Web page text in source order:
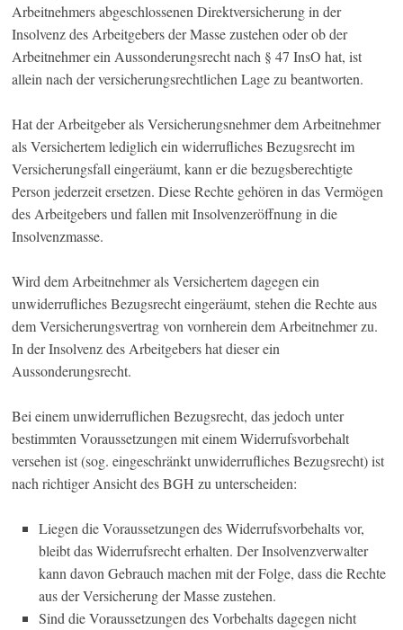
Arbeitnehmers abgeschlossenen Direktversicherung in der
Insolvenz des Arbeitgebers der Masse zustehen oder ob der
Arbeitnehmer ein Aussonderungsrecht nach § 47 InsO hat, ist
allein nach der versicherungsrechtlichen Lage zu beantworten.
Hat der Arbeitgeber als Versicherungsnehmer dem Arbeitnehmer
als Versichertem lediglich ein widerrufliches Bezugsrecht im
Versicherungsfall eingeräumt, kann er die bezugsberechtigte
Person jederzeit ersetzen. Diese Rechte gehören in das Vermögen
des Arbeitgebers und fallen mit Insolvenzeröffnung in die
Insolvenzmasse.
Wird dem Arbeitnehmer als Versichertem dagegen ein
unwiderrufliches Bezugsrecht eingeräumt, stehen die Rechte aus
dem Versicherungsvertrag von vornherein dem Arbeitnehmer zu.
In der Insolvenz des Arbeitgebers hat dieser ein
Aussonderungsrecht.
Bei einem unwiderruflichen Bezugsrecht, das jedoch unter
bestimmten Voraussetzungen mit einem Widerrufsvorbehalt
versehen ist (sog. eingeschränkt unwiderrufliches Bezugsrecht) ist
nach richtiger Ansicht des BGH zu unterscheiden:
Liegen die Voraussetzungen des Widerrufsvorbehalts vor,
bleibt das Widerrufsrecht erhalten. Der Insolvenzverwalter
kann davon Gebrauch machen mit der Folge, dass die Rechte
aus der Versicherung der Masse zustehen.
Sind die Voraussetzungen des Vorbehalts dagegen nicht